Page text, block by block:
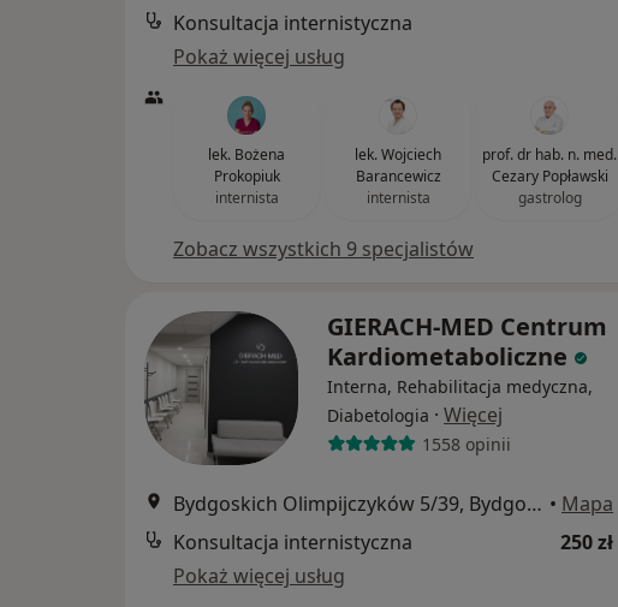
Konsultacja internistyczna
Pokaż więcej usług
lek. Bożena
Prokopiuk
internista
lek. Wojciech
Barancewicz
internista
prof. dr hab. n. med.
Cezary Popławski
gastrolog
Zobacz wszystkich 9 specjalistów
GIERACH-MED Centrum
Kardiometaboliczne
Interna, Rehabilitacja medyczna,
Diabetologia · Więcej
1558 opinii
Bydgoskich Olimpijczyków 5/39, Bydgoszcz • Mapa
Konsultacja internistyczna
250 zł
Pokaż więcej usług